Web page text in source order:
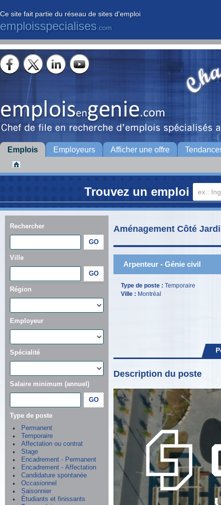
Ce site fait partie du réseau de sites d'emploi
emploisspecialises .com
Emplois Employeurs Afficher une offre
Trouvez un emploi
Rechercher
Ville
Région
Employeur
Spécialité
Salaire minimum (annuel)
Type de poste
Permanent
Temporaire
Affectation ou contrat
Stage
Encadrement - Permanent
Encadrement - Affectation
Candidature spontanée
Occasionnel
Saisonnier
Étudiants et finissants
Aménagement Côté
Arpenteur - Génie civil
Type de poste : Temporaire
Ville : Montréal
Description du poste